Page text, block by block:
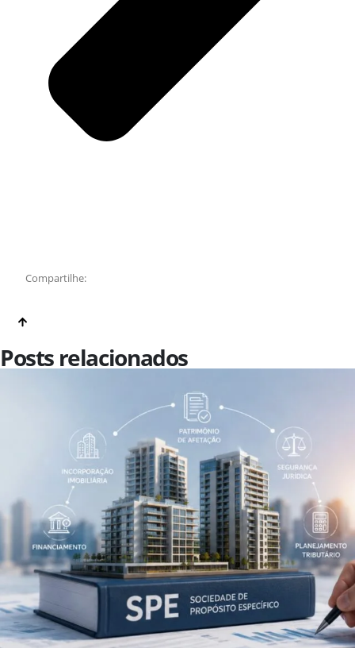
Compartilhe:
Posts relacionados